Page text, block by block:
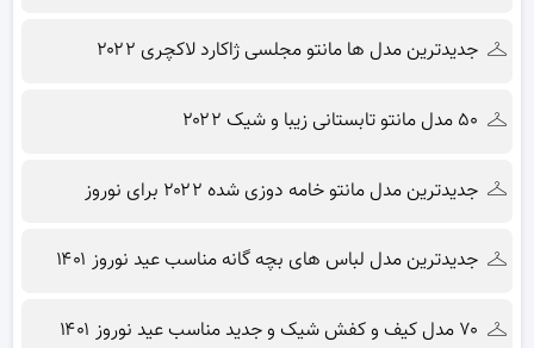
جدیدترین مدل ها مانتو مجلسی ژاکارد لاکچری ۲۰۲۲
۵۰ مدل مانتو تابستانی زیبا و شیک ۲۰۲۲
جدیدترین مدل مانتو خامه دوزی شده ۲۰۲۲ برای نوروز
جدیدترین مدل لباس های بچه گانه مناسب عید نوروز ۱۴۰۱
۷۰ مدل کیف و کفش شیک و جدید مناسب عید نوروز ۱۴۰۱